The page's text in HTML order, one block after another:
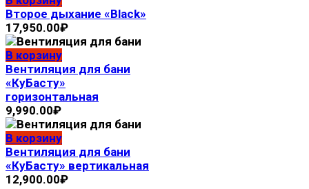
Второе дыхание «Black»
17,950.00₽
В корзину
Вентиляция для бани
«КуБасту»
горизонтальная
9,990.00₽
В корзину
Вентиляция для бани
«КуБасту» вертикальная
12,900.00₽